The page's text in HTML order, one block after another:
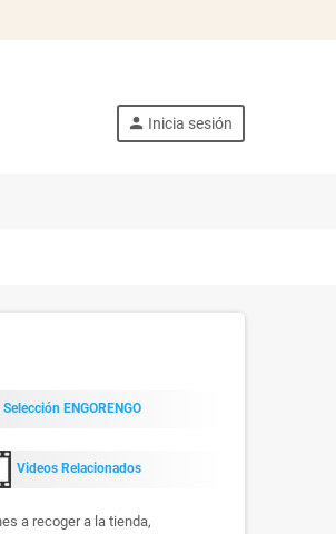
person Inicia sesión
Selección ENGORENGO
Videos Relacionados
a recoger a la tienda,